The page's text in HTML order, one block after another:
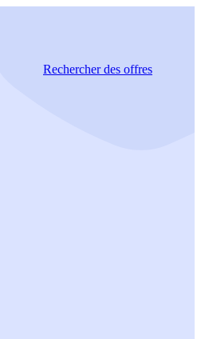
Rechercherdes offres